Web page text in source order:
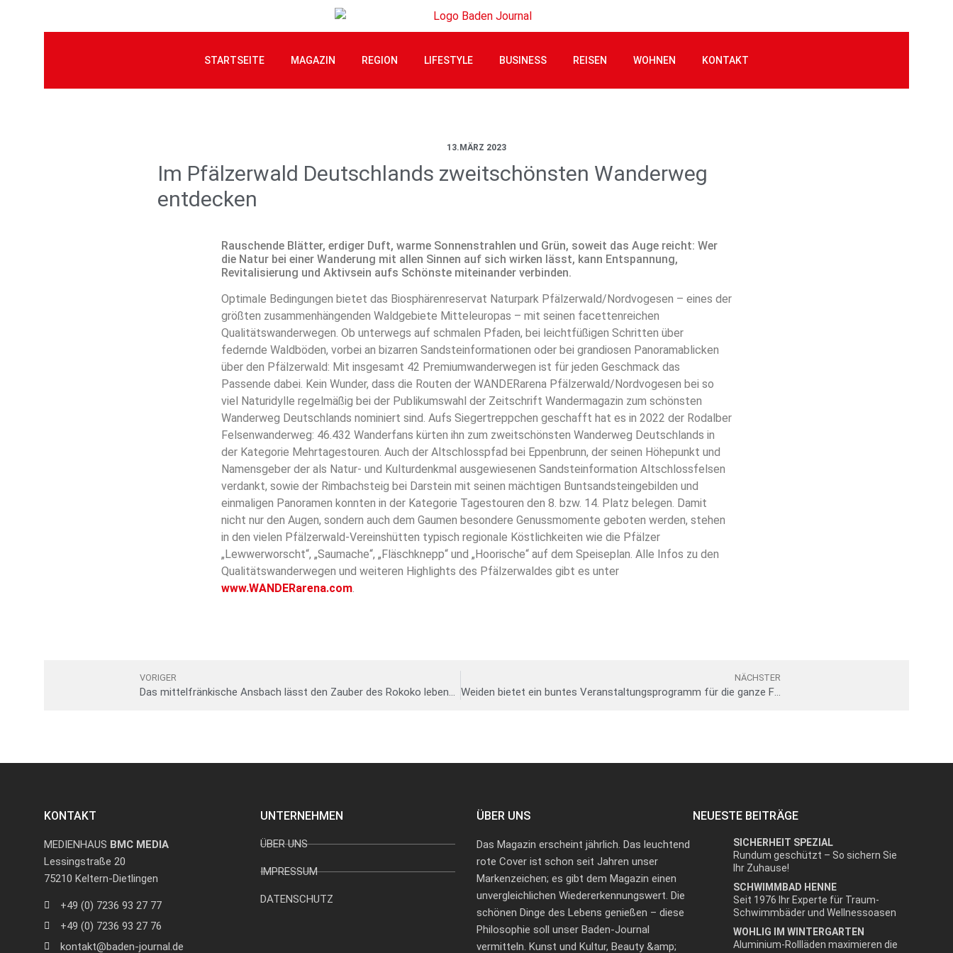
STARTSEITE MAGAZIN REGION LIFESTYLE BUSINESS REISEN WOHNEN KONTAKT
13.MÄRZ 2023
Im Pfälzerwald Deutschlands zweitschönsten Wanderweg
entdecken
Rauschende Blätter, erdiger Duft, warme Sonnenstrahlen und Grün, soweit das Auge reicht: Wer
die Natur bei einer Wanderung mit allen Sinnen auf sich wirken lässt, kann Entspannung,
Revitalisierung und Aktivsein aufs Schönste miteinander verbinden.
Optimale Bedingungen bietet das Biosphärenreservat Naturpark Pfälzerwald/Nordvogesen – eines der
größten zusammenhängenden Waldgebiete Mitteleuropas – mit seinen facettenreichen
Qualitätswanderwegen. Ob unterwegs auf schmalen Pfaden, bei leichtfüßigen Schritten über
federnde Waldböden, vorbei an bizarren Sandsteinformationen oder bei grandiosen Panoramablicken
über den Pfälzerwald: Mit insgesamt 42 Premiumwanderwegen ist für jeden Geschmack das
Passende dabei. Kein Wunder, dass die Routen der WANDERarena Pfälzerwald/Nordvogesen bei so
viel Naturidylle regelmäßig bei der Publikumswahl der Zeitschrift Wandermagazin zum schönsten
Wanderweg Deutschlands nominiert sind. Aufs Siegertreppchen geschafft hat es in 2022 der Rodalber
Felsenwanderweg: 46.432 Wanderfans kürten ihn zum zweitschönsten Wanderweg Deutschlands in
der Kategorie Mehrtagestouren. Auch der Altschlosspfad bei Eppenbrunn, der seinen Höhepunkt und
Namensgeber der als Natur- und Kulturdenkmal ausgewiesenen Sandsteinformation Altschlossfelsen
verdankt, sowie der Rimbachsteig bei Darstein mit seinen mächtigen Buntsandsteingebilden und
einmaligen Panoramen konnten in der Kategorie Tagestouren den 8. bzw. 14. Platz belegen. Damit
nicht nur den Augen, sondern auch dem Gaumen besondere Genussmomente geboten werden, stehen
in den vielen Pfälzerwald-Vereinshütten typisch regionale Köstlichkeiten wie die Pfälzer
„Lewwerworscht“, „Saumache“, „Fläschknepp“ und „Hoorische“ auf dem Speiseplan. Alle Infos zu den
Qualitätswanderwegen und weiteren Highlights des Pfälzerwaldes gibt es unter
www.WANDERarena.com.
VORIGER
Das mittelfränkische Ansbach lässt den Zauber des Rokoko lebendig werden
NÄCHSTER
Weiden bietet ein buntes Veranstaltungsprogramm für die ganze Familie
KONTAKT
MEDIENHAUS BMC MEDIA
Lessingstraße 20
75210 Keltern-Dietlingen
+49 (0) 7236 93 27 77
+49 (0) 7236 93 27 76
kontakt@baden-journal.de
UNTERNEHMEN
ÜBER UNS
IMPRESSUM
DATENSCHUTZ
ÜBER UNS
Das Magazin erscheint jährlich. Das leuchtend
rote Cover ist schon seit Jahren unser
Markenzeichen; es gibt dem Magazin einen
unvergleichlichen Wiedererkennungswert. Die
schönen Dinge des Lebens genießen – diese
Philosophie soll unser Baden-Journal
vermitteln. Kunst und Kultur, Beauty &amp;
NEUESTE BEITRÄGE
SICHERHEIT SPEZIAL
Rundum geschützt – So sichern Sie
Ihr Zuhause!
SCHWIMMBAD HENNE
Seit 1976 Ihr Experte für Traum-
Schwimmbäder und Wellnessoasen
WOHLIG IM WINTERGARTEN
Aluminium-Rollläden maximieren die